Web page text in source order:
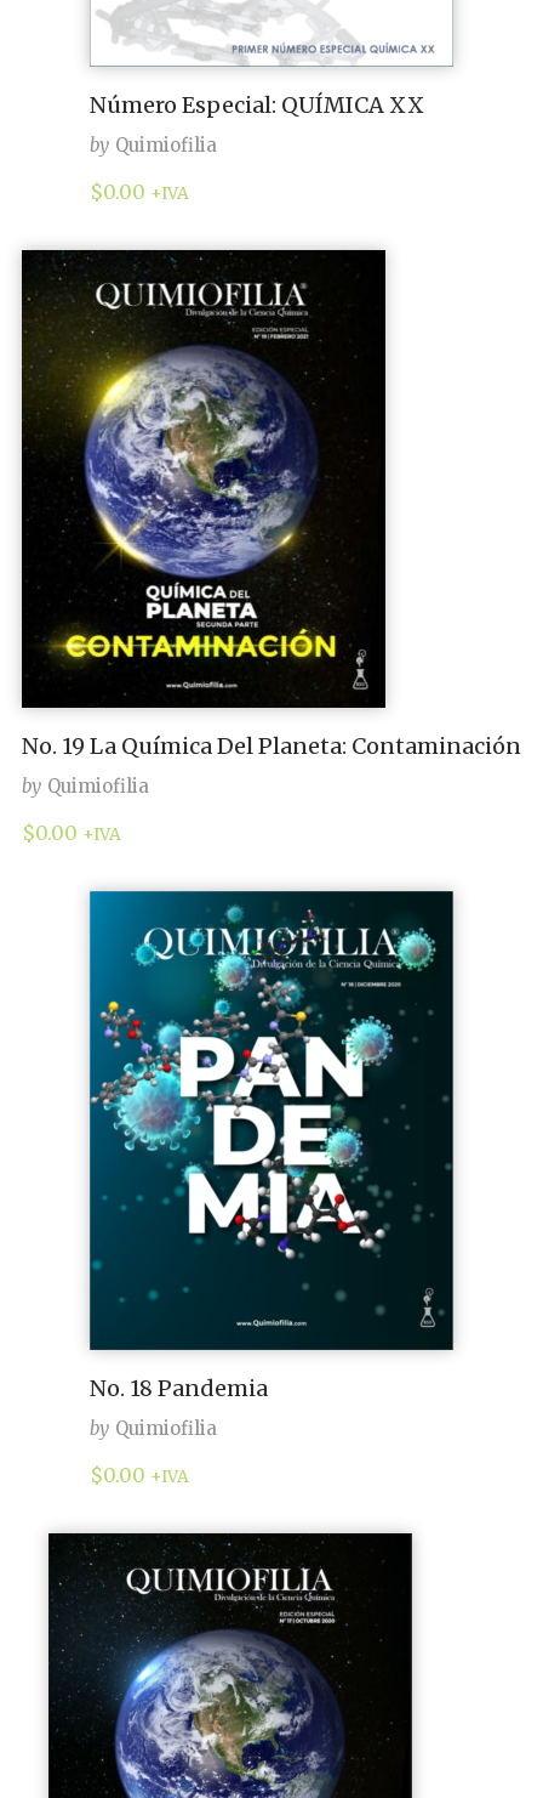
Número Especial: QUÍMICA XX
by Quimiofilia
$0.00 +IVA
No. 19 La Química Del Planeta: Contaminación
by Quimiofilia
$0.00 +IVA
No. 18 Pandemia
by Quimiofilia
$0.00 +IVA